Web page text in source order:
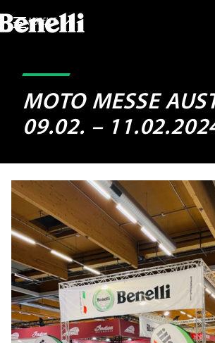
MODELLE
MOTO MESSE
09.02. –